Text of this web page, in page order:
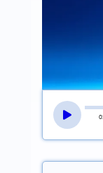
0: